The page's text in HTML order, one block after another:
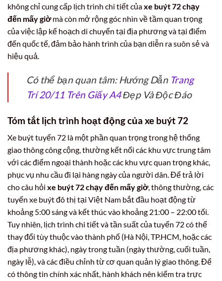
không chỉ cung cấp lịch trình chi tiết củaxe buýt 72 chạy
đến mấy giờmà còn mở rộng góc nhìn về tầm quan trọng
của việc lập kế hoạch di chuyển tại địa phương và tại điểm
đến quốc tế, đảm bảo hành trình của bạn diễn ra suôn sẻ và
hiệu quả.
Có thể bạn quan tâm: Hướng Dẫn Trang
Trí 20/11 Trên Giấy A4Đẹp Và Độc Đáo
Tóm tắt lịch trình hoạt động của xe buýt 72
Xe buýt tuyến 72 là một phần quan trọng trong hệ thống
giao thông công cộng, thường kết nối các khu vực trung tâm
với các điểm ngoại thành hoặc các khu vực quan trọng khác,
phục vụ nhu cầu đi lại hàng ngày của người dân. Để trả lời
cho câu hỏi xe buýt 72 chạy đến mấy giờ, thông thường, các
tuyến xe buýt đô thị tại Việt Nam bắt đầu hoạt động từ
khoảng 5:00 sáng và kết thúc vào khoảng 21:00 – 22:00 tối.
Tuy nhiên, lịch trình chi tiết và tần suất của tuyến 72 có thể
thay đổi tùy thuộc vào thành phố (Hà Nội, TP.HCM, hoặc các
địa phương khác), ngày trong tuần (ngày thường, cuối tuần,
ngày lễ), và các điều chỉnh từ cơ quan quản lý giao thông. Để
có thông tin chính xác nhất, hành khách nên kiểm tra trực